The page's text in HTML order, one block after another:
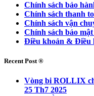
Chính sách bảo
Chính sách thanh
Chính sách vận
Chính sách bảo
Điều khoản & Điều
Recent Post ®
Vòng bi ROLLIX
25 Th7 2025